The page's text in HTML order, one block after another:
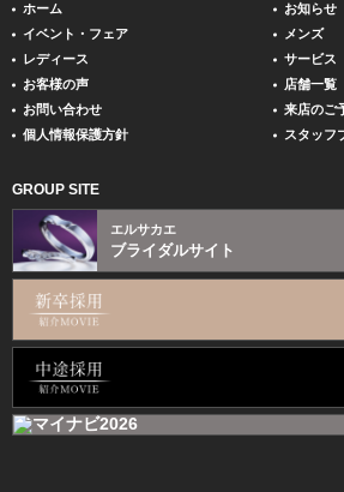
ホーム
お知らせ
イベント・フェア
メンズ
レディース
サービス
お客様の声
店舗一覧
お問い合わせ
来店のご
個人情報保護方針
スタッフ
GROUP SITE
エルサカエ
ブライダルサイト